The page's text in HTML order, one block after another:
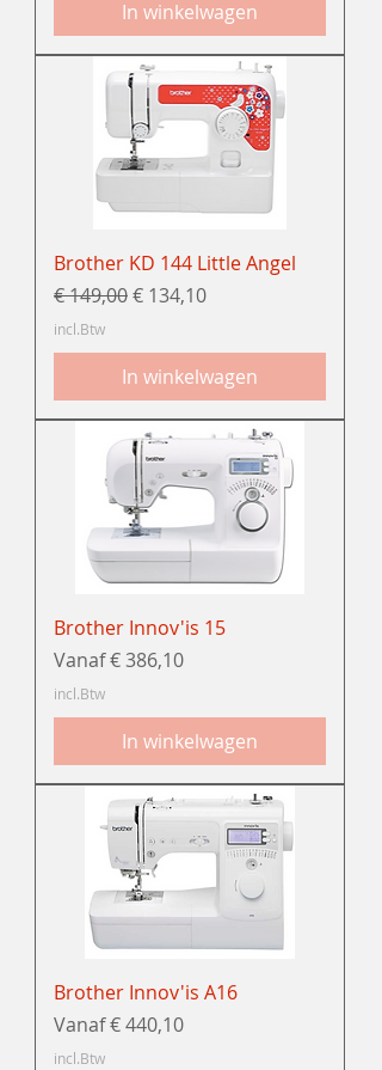
In winkelwagen
Brother KD 144 Little Angel
Normale prijs
€ 149,00Verkoopprijs
€ 134,10
incl.Btw
In winkelwagen
Brother Innov'is 15
Vanaf€ 386,10
Verkoopprijs
incl.Btw
In winkelwagen
Brother Innov'is A16
Vanaf€ 440,10
Verkoopprijs
incl.Btw